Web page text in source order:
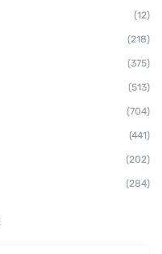
(12)
(218)
(375)
(513)
(704)
(441)
(202)
(284)